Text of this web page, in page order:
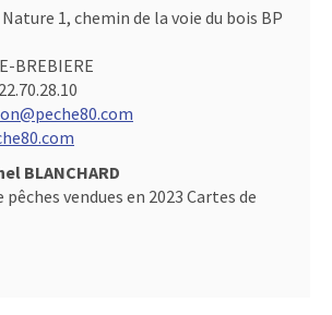
1, chemin de la voie du bois BP
BREBIERE
BLANCHARD
pêches vendues en 2023 Cartes de